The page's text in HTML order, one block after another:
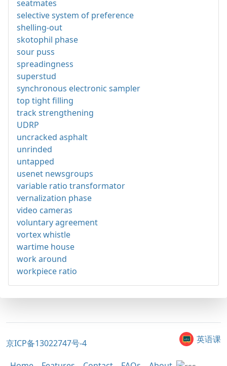
seatmates
selective system of preference
shelling-out
skotophil phase
sour puss
spreadingness
superstud
synchronous electronic sampler
top tight filling
track strengthening
UDRP
uncracked asphalt
unrinded
untapped
usenet newsgroups
variable ratio transformator
vernalization phase
video cameras
voluntary agreement
vortex whistle
wartime house
work around
workpiece ratio
京ICP备13022747号-4 英语课